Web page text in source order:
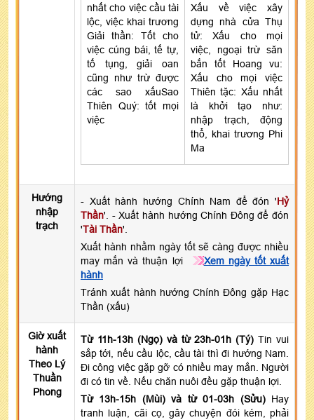
nhất cho việc cầu tài
lộc, việc khai trương
Giải thần: Tốt cho
việc cúng bái, tế tự,
tố tụng, giải oan
cũng như trừ được
các sao xấuSao
Thiên Quý: tốt mọi
việc
Xấu về việc xây
dựng nhà cửa Thụ
tử: Xấu cho mọi
việc, ngoại trừ săn
bắn tốt Hoang vu:
Xấu cho mọi việc
Thiên tặc: Xấu nhất
là khởi tạo như:
nhập trạch, động
thổ, khai trương Phi
Ma
Hướng
nhập
trạch
- Xuất hành hướng Chính Nam để đón 'Hỷ
Thần'. - Xuất hành hướng Chính Đông để đón
'Tài Thần'.
Xuất hành nhằm ngày tốt sẽ càng được nhiều
may mắn và thuận lợi
Xem ngày tốt xuất
hành
Tránh xuất hành hướng Chính Đông gặp Hạc
Thần (xấu)
Giờ xuất
hành
Theo Lý
Thuần
Phong
Từ 11h-13h (Ngọ) và từ 23h-01h (Tý) Tin vui
sắp tới, nếu cầu lộc, cầu tài thì đi hướng Nam.
Đi công việc gặp gỡ có nhiều may mắn. Người
đi có tin về. Nếu chăn nuôi đều gặp thuận lợi.
Từ 13h-15h (Mùi) và từ 01-03h (Sửu) Hay
tranh luận, cãi cọ, gây chuyện đói kém, phải